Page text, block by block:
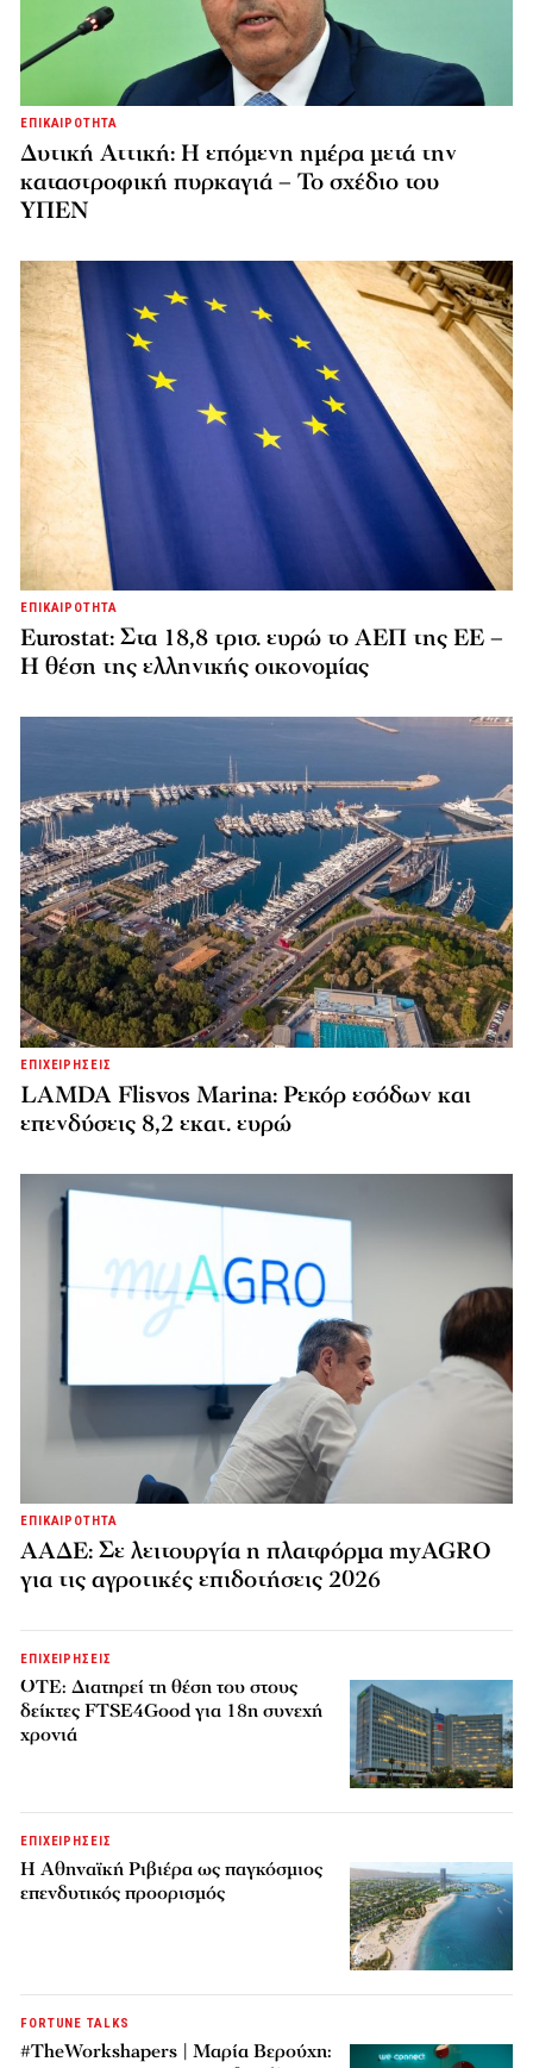
ΕΠΙΚΑΙΡΟΤΗΤΑ
Δυτική Αττική: Η επόμενη ημέρα μετά την
καταστροφική πυρκαγιά – Το σχέδιο του
ΥΠΕΝ
ΕΠΙΚΑΙΡΟΤΗΤΑ
Eurostat: Στα 18,8 τρισ. ευρώ το ΑΕΠ της ΕΕ –
Η θέση της ελληνικής οικονομίας
ΕΠΙΧΕΙΡΗΣΕΙΣ
LAMDA Flisvos Marina: Ρεκόρ εσόδων και
επενδύσεις 8,2 εκατ. ευρώ
ΕΠΙΚΑΙΡΟΤΗΤΑ
ΑΑΔΕ: Σε λειτουργία η πλατφόρμα myAGRO
για τις αγροτικές επιδοτήσεις 2026
ΕΠΙΧΕΙΡΗΣΕΙΣ
ΟΤΕ: Διατηρεί τη θέση του στους
δείκτες FTSE4Good για 18η συνεχή
χρονιά
ΕΠΙΧΕΙΡΗΣΕΙΣ
Η Αθηναϊκή Ριβιέρα ως παγκόσμιος
επενδυτικός προορισμός
FORTUNE TALKS
#TheWorkshapers | Μαρία Βερούχη: